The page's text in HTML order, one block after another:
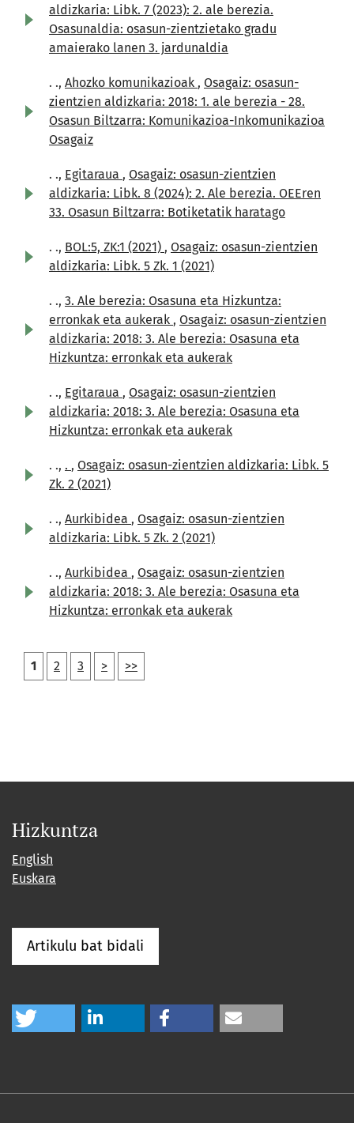
aldizkaria: Libk. 7 (2023): 2. ale berezia.
Osasunaldia: osasun-zientzietako gradu
amaierako lanen 3. jardunaldia
. ., Ahozko komunikazioak , Osagaiz: osasun-
zientzien aldizkaria: 2018: 1. ale berezia - 28.
Osasun Biltzarra: Komunikazioa-Inkomunikazioa
Osagaiz
. ., Egitaraua , Osagaiz: osasun-zientzien
aldizkaria: Libk. 8 (2024): 2. Ale berezia. OEEren
33. Osasun Biltzarra: Botiketatik haratago
. ., BOL:5, ZK:1 (2021) , Osagaiz: osasun-zientzien
aldizkaria: Libk. 5 Zk. 1 (2021)
. ., 3. Ale berezia: Osasuna eta Hizkuntza:
erronkak eta aukerak , Osagaiz: osasun-zientzien
aldizkaria: 2018: 3. Ale berezia: Osasuna eta
Hizkuntza: erronkak eta aukerak
. ., Egitaraua , Osagaiz: osasun-zientzien
aldizkaria: 2018: 3. Ale berezia: Osasuna eta
Hizkuntza: erronkak eta aukerak
. ., . , Osagaiz: osasun-zientzien aldizkaria: Libk. 5
Zk. 2 (2021)
. ., Aurkibidea , Osagaiz: osasun-zientzien
aldizkaria: Libk. 5 Zk. 2 (2021)
. ., Aurkibidea , Osagaiz: osasun-zientzien
aldizkaria: 2018: 3. Ale berezia: Osasuna eta
Hizkuntza: erronkak eta aukerak
1 2 3 > >>
Hizkuntza
English
Euskara
Artikulu bat bidali